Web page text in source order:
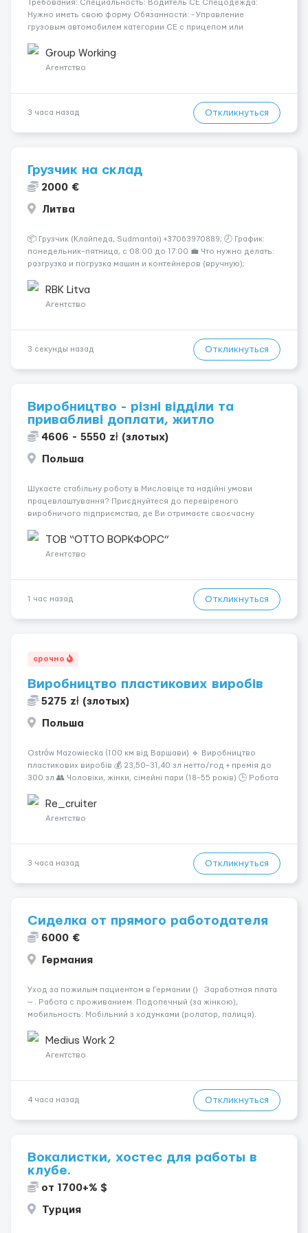
Требования: Специальность: Водитель СЕ Спецодежда:
Нужно иметь свою форму Обязанности: - Управление
грузовым автомобилем категории CE с прицепом или
установленным маршрутам в соответствии с транспортными
документами; - Обеспечение безоп...
Group Working
Агентство
3 часа назад Откликнуться
Грузчик на склад
2000 €
Литва
📦 Грузчик (Клайпеда, Sudmantai) +37063970889; 🕗 График:
понедельник–пятница, с 08:00 до 17:00 💼 Что нужно делать:
разгрузка и погрузка машин и контейнеров (вручную);
выполнение других поручений заведующего складом. ✅
Требования: ...
RBK Litva
Агентство
3 секунды назад Откликнуться
Виробництво - різні відділи та
привабливі доплати, житло
4606 - 5550 zł (злотых)
Польша
Шукаєте стабільну роботу в Мисловіце та надійні умови
працевлаштування? Приєднуйтеся до перевіреного
виробничого підприємства, де Ви отримаєте своєчасну
підібрати посаду відповідно до Ваших навичок
Локація: Мисловіце Форма пр...
ТОВ “ОТТО ВОРКФОРС”
Агентство
1 час назад Откликнуться
срочно
Виробництво пластикових виробів
5275 zł (злотых)
Польша
Ostrów Mazowiecka (100 км від Варшави) 🔹 Виробництво
пластикових виробів 💰 23,50–31,40 зл нетто/год + премія до
300 зл 👥 Чоловіки, жінки, сімейні пари (18–55 років) 🕒 Робота
житло — 400 зл. 📦 Обов...
Re_cruiter
Агентство
3 часа назад Откликнуться
Сиделка от прямого работодателя
6000 €
Германия
Уход за пожилым пациентом в Германии () Заработная плата
— . Работа с проживанием. Подопечный (за жінкою),
мобильность: Мобільний з ходунками (ролатор, палиця).
Ночью: Спить не прокидаючись. Требования: По...
Medius Work 2
Агентство
4 часа назад Откликнуться
Вокалистки, хостес для работы в
клубе.
от 1700+% $
Турция